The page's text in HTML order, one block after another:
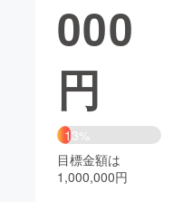
チャレンジ
CAMPFIRE Creation
コミュニティ
000
円
13%
目標金額は
1,000,000円